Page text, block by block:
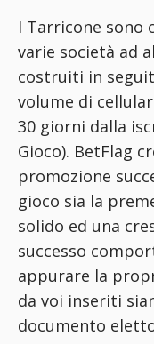
I Tarricone
varie società ad
costruiti in
volume di
30 giorni dalla
Gioco). BetFlag
promozione
gioco sia la
solido ed una
successo
appurare la
da voi inseriti
documento